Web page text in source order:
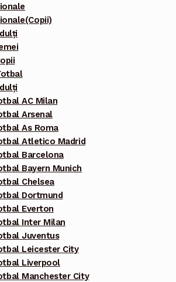
AC Milan
Arsenal
As Roma
Atletico Madrid
Barcelona
Bayern Munich
Chelsea
Dortmund
Everton
Inter Milan
Juventus
Leicester City
Liverpool
Manchester City